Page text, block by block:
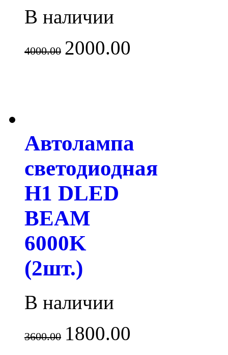
В наличии
4000.00 2000.00
Автолампа
светодиодная
H1 DLED
BEAM
6000K
(2шт.)
В наличии
3600.00 1800.00